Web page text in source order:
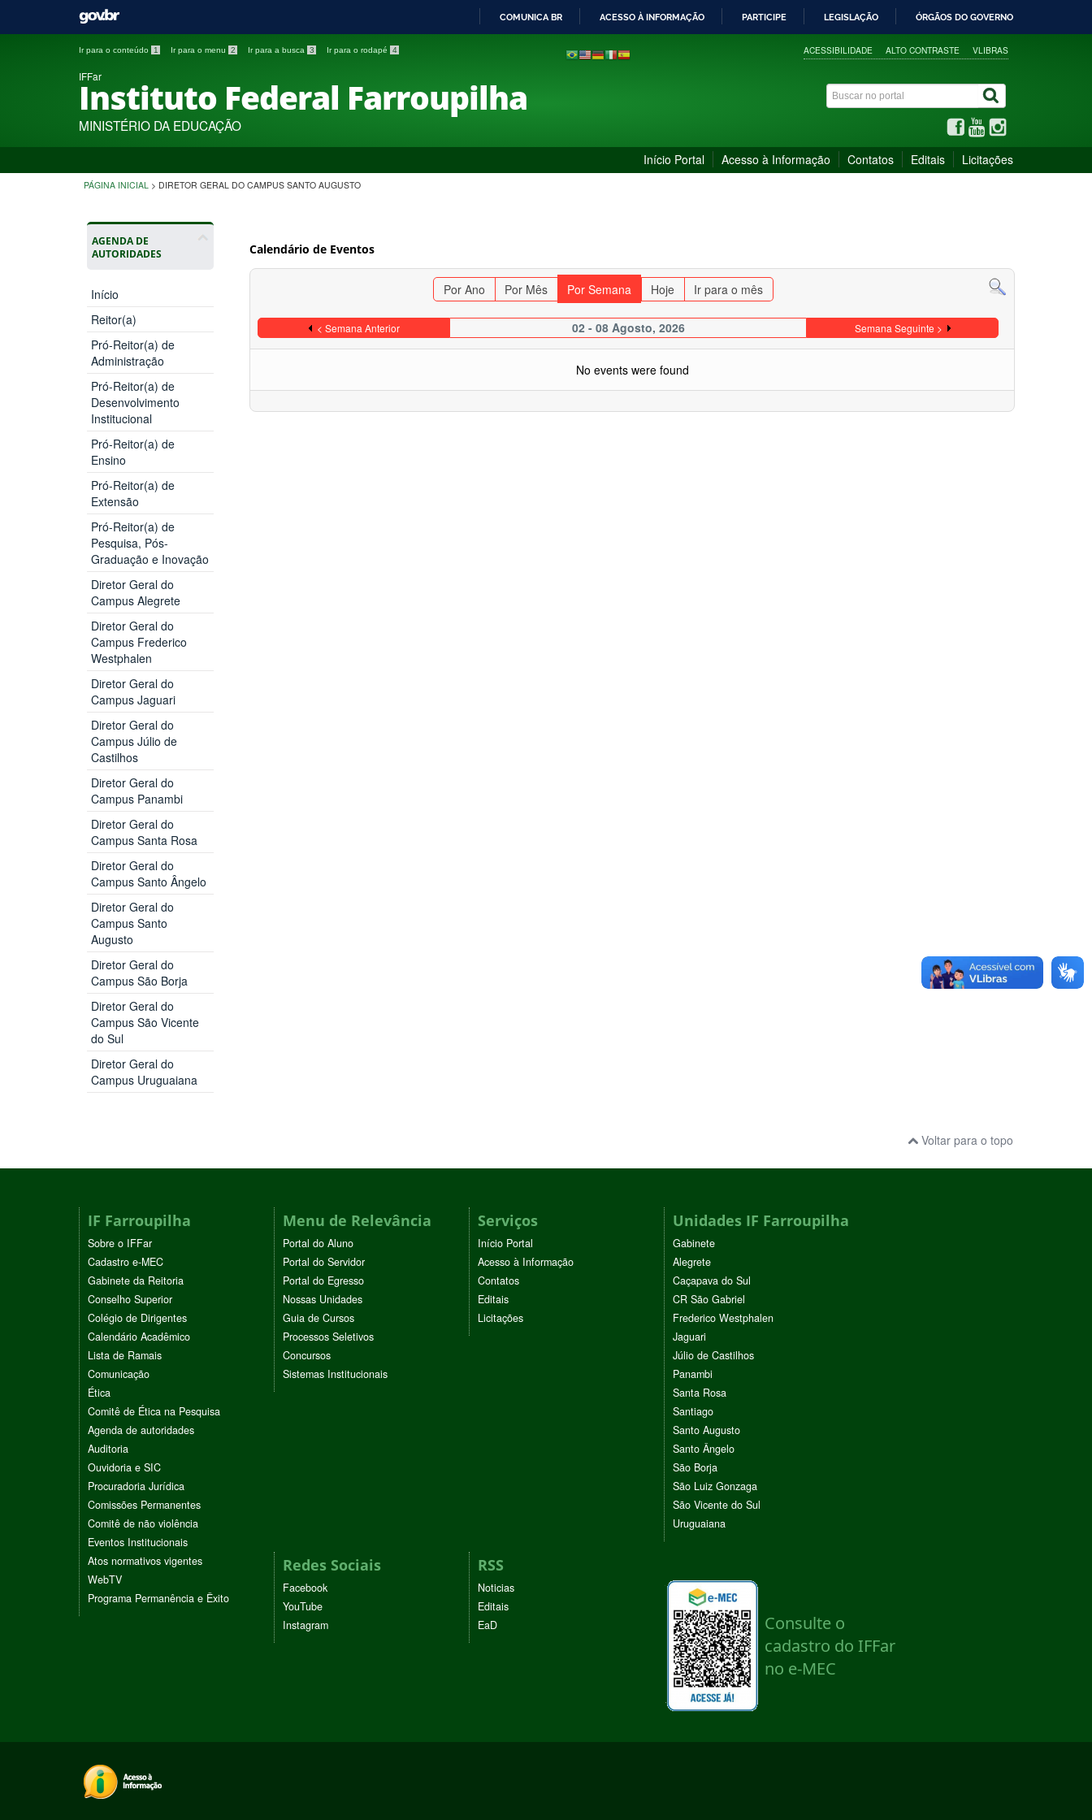
PARA
COMUNICA BR ACESSO À INFORMAÇÃO PARTICIPE LEGISLAÇÃO ÓRGÃOS DO GOVERNO
Ir para o conteúdo 1 Ir para o menu 2 Ir para a busca 3 Ir para o rodapé 4 ACESSIBILIDADE ALTO CONTRASTE VLIBRAS
IFFar
Instituto Federal Farroupilha
MINISTÉRIO DA EDUCAÇÃO
Início Portal Acesso à Informação Contatos Editais Licitações
PÁGINA INICIAL > DIRETOR GERAL DO CAMPUS SANTO AUGUSTO
AGENDA DE
AUTORIDADES
Início
Reitor(a)
Pró-Reitor(a) de
Administração
Pró-Reitor(a) de
Desenvolvimento
Institucional
Pró-Reitor(a) de
Ensino
Pró-Reitor(a) de
Extensão
Pró-Reitor(a) de
Pesquisa, Pós-
Graduação e Inovação
Diretor Geral do
Campus Alegrete
Diretor Geral do
Campus Frederico
Westphalen
Diretor Geral do
Campus Jaguari
Diretor Geral do
Campus Júlio de
Castilhos
Diretor Geral do
Campus Panambi
Diretor Geral do
Campus Santa Rosa
Diretor Geral do
Campus Santo Ângelo
Diretor Geral do
Campus Santo
Augusto
Diretor Geral do
Campus São Borja
Diretor Geral do
Campus São Vicente
do Sul
Diretor Geral do
Campus Uruguaiana
Calendário de Eventos
Por Ano Por Mês Por Semana Hoje Ir para o mês
< Semana Anterior 02 - 08 Agosto, 2026 Semana Seguinte >
No events were found
Voltar para o topo
IF Farroupilha
Sobre o IFFar
Cadastro e-MEC
Gabinete da Reitoria
Conselho Superior
Colégio de Dirigentes
Calendário Acadêmico
Lista de Ramais
Comunicação
Ética
Comitê de Ética na Pesquisa
Agenda de autoridades
Auditoria
Ouvidoria e SIC
Procuradoria Jurídica
Comissões Permanentes
Comitê de não violência
Eventos Institucionais
Atos normativos vigentes
WebTV
Programa Permanência e Êxito
Menu de Relevância
Portal do Aluno
Portal do Servidor
Portal do Egresso
Nossas Unidades
Guia de Cursos
Processos Seletivos
Concursos
Sistemas Institucionais
Serviços
Início Portal
Acesso à Informação
Contatos
Editais
Licitações
Unidades IF Farroupilha
Gabinete
Alegrete
Caçapava do Sul
CR São Gabriel
Frederico Westphalen
Jaguari
Júlio de Castilhos
Panambi
Santa Rosa
Santiago
Santo Augusto
Santo Ângelo
São Borja
São Luiz Gonzaga
São Vicente do Sul
Uruguaiana
Redes Sociais
Facebook
YouTube
Instagram
RSS
Noticias
Editais
EaD